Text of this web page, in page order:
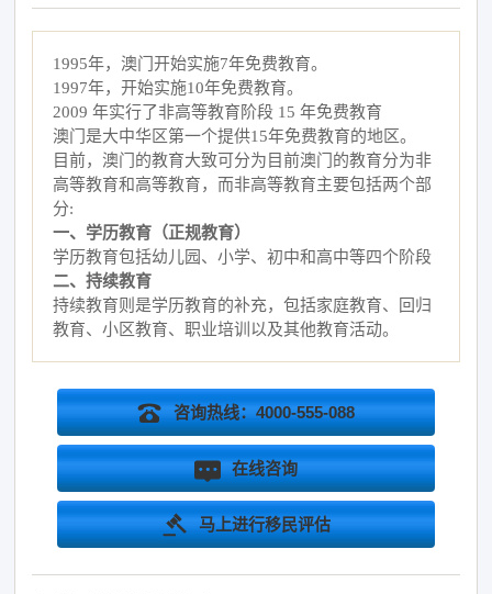
1995年，澳门开始实施7年免费教育。
1997年，开始实施10年免费教育。
2009 年实行了非高等教育阶段 15 年免费教育
澳门是大中华区第一个提供15年免费教育的地区。
目前，澳门的教育大致可分为目前澳门的教育分为非
高等教育和高等教育，而非高等教育主要包括两个部
分:
一、学历教育（正规教育）
学历教育包括幼儿园、小学、初中和高中等四个阶段
二、持续教育
持续教育则是学历教育的补充，包括家庭教育、回归
教育、小区教育、职业培训以及其他教育活动。
咨询热线：4000-555-088
在线咨询
马上进行移民评估